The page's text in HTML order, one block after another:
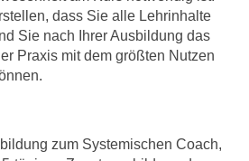
dass Sie alle Lehrinhalte
Sie nach Ihrer Ausbildung das
Praxis mit dem größten Nutzen
zum Systemischen Coach,